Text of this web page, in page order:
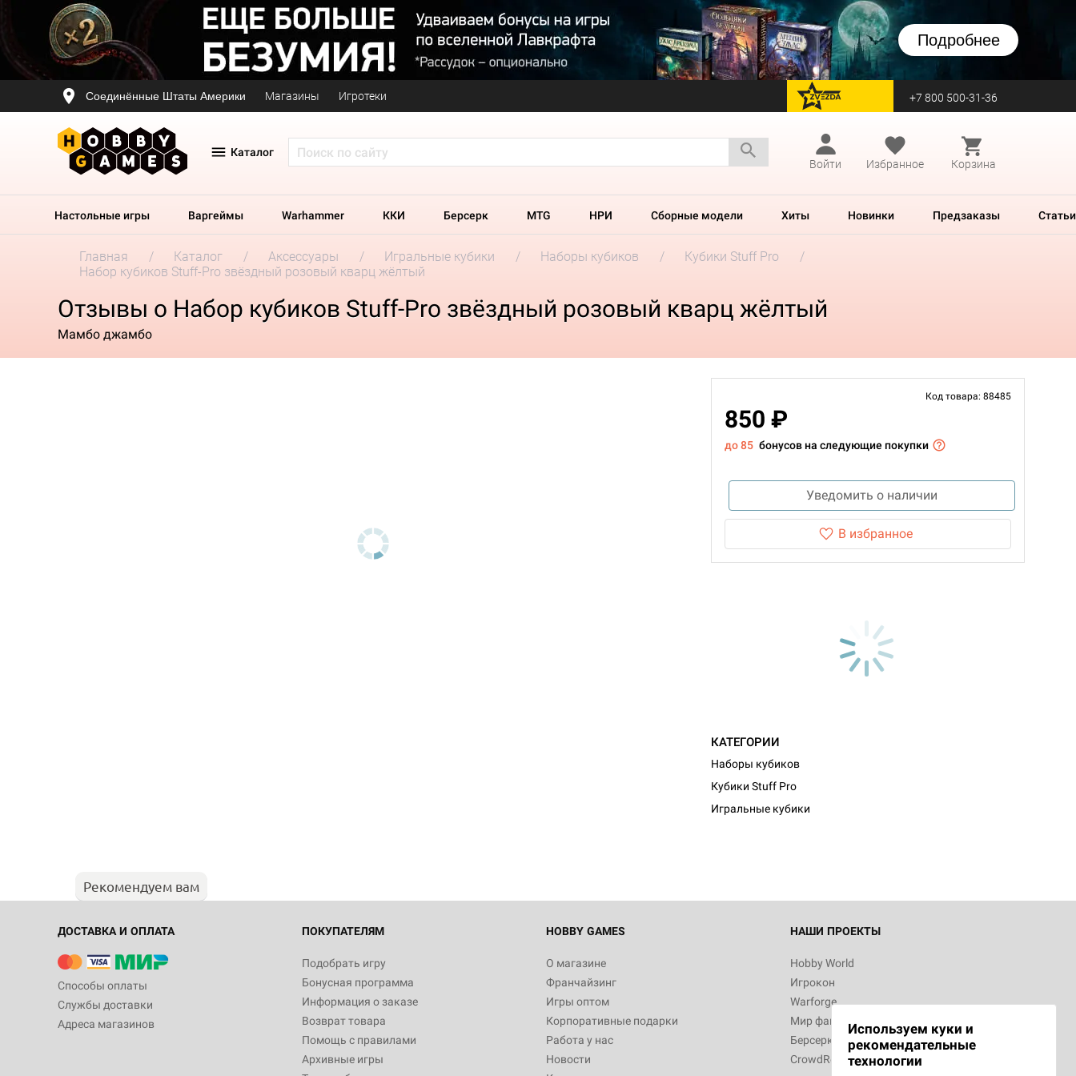
Подробнее
Соединённые Штаты Америки Магазины Игротеки перейти на Zvezda +7 800 500-31-36
Каталог
Войти
Избранное Корзина
Настольные игры Варгеймы Warhammer ККИ Берсерк MTG НРИ Сборные модели Хиты Новинки Предзаказы Статьи
Главная Каталог Аксессуары Игральные кубики Наборы кубиков
Кубики Stuff Pro
Набор кубиков Stuff-Pro звёздный розовый кварц жёлтый
Отзывы о Набор кубиков Stuff-Pro звёздный розовый кварц жёлтый
Мамбо джамбо
Код товара: 88485
850 ₽
до 85 бонусов на следующие покупки
Уведомить о наличии
В избранное
КАТЕГОРИИ
Наборы кубиков
Кубики Stuff Pro
Игральные кубики
Рекомендуем вам
ДОСТАВКА И ОПЛАТА
Способы оплаты
Службы доставки
Адреса магазинов
ПОКУПАТЕЛЯМ
Подобрать игру
Бонусная программа
Информация о заказе
Возврат товара
Помощь с правилами
Архивные игры
HOBBY GAMES
О магазине
Франчайзинг
Игры оптом
Корпоративные подарки
Работа у нас
Новости
НАШИ ПРОЕКТЫ
Hobby World
Игрокон
Warforge
Мир фантастики
Берсерк
CrowdRepublic
Используем куки и
рекомендательные
технологии